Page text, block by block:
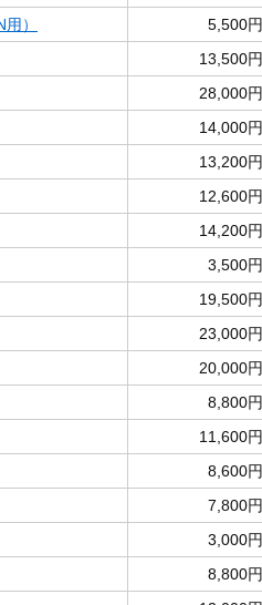
）
5,500円
13,500円
28,000円
14,000円
13,200円
12,600円
14,200円
3,500円
19,500円
23,000円
20,000円
8,800円
11,600円
8,600円
7,800円
3,000円
8,800円